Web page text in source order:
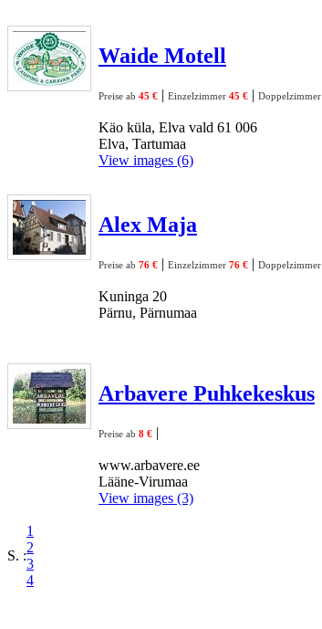
Waide Motell
Preise ab 45 € | Einzelzimmer 45 € | Doppelzimmer
Käo küla, Elva vald 61 006
Elva, Tartumaa
View images (6)
Alex Maja
Preise ab 76 € | Einzelzimmer 76 € | Doppelzimmer
Kuninga 20
Pärnu, Pärnumaa
Arbavere Puhkekeskus
Preise ab 8 € |
www.arbavere.ee
Lääne-Virumaa
View images (3)
S. :
1
2
3
4